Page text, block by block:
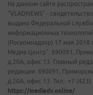
На данном сайте
"VLADNEWS" -
выдано Федеральной
информационных
(Роскомнадзор) 17 мая 2018
Медиа Центр". 690091,
д.20А, офис 13. Главный
редакции: 690091,
д.20А, офис 13. Тел.: +7 (423)
https://mediadv.online/